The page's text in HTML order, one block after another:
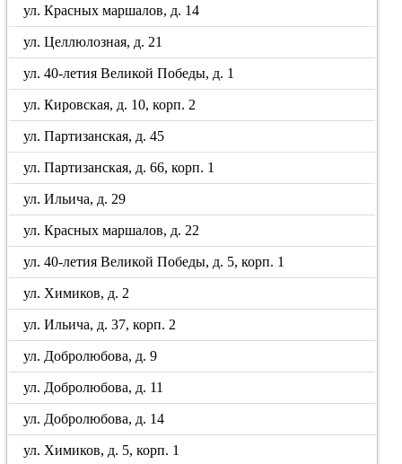
ул. Красных маршалов, д. 14
ул. Целлюлозная, д. 21
ул. 40-летия Великой Победы, д. 1
ул. Кировская, д. 10, корп. 2
ул. Партизанская, д. 45
ул. Партизанская, д. 66, корп. 1
ул. Ильича, д. 29
ул. Красных маршалов, д. 22
ул. 40-летия Великой Победы, д. 5, корп. 1
ул. Химиков, д. 2
ул. Ильича, д. 37, корп. 2
ул. Добролюбова, д. 9
ул. Добролюбова, д. 11
ул. Добролюбова, д. 14
ул. Химиков, д. 5, корп. 1